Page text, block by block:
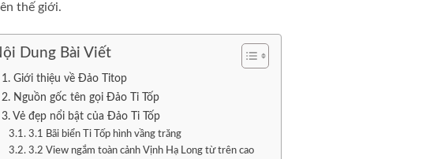
thế giới.
Dung Bài Viết
1. Giới thiệu về Đảo Titop
2. Nguồn gốc tên gọi Đảo Ti Tốp
3. Vẻ đẹp nổi bật của Đảo Ti Tốp
3.1 Bãi biển Ti Tốp hình vầng trăng
3.2 View ngắm toàn cảnh Vịnh Hạ Long từ trên cao